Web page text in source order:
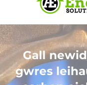
Gall
gwres